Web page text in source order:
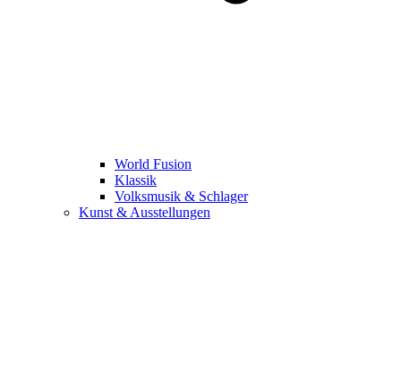
World Fusion
Klassik
Volksmusik & Schlager
Kunst & Ausstellungen